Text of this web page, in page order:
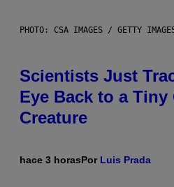
PHOTO: CSA IMAGES / GETTY
Scientists Just
Eye Back to a Tiny
Creature
hace 3 horasPor Luis Prada